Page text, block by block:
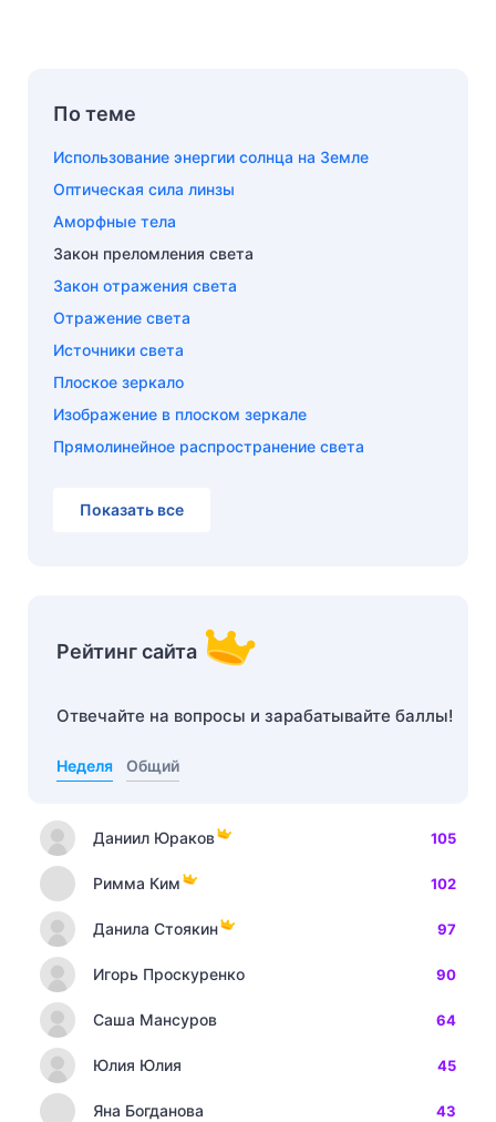
По теме
Использование энергии солнца на Земле
Оптическая сила линзы
Аморфные тела
Закон преломления света
Закон отражения света
Отражение света
Источники света
Плоское зеркало
Изображение в плоском зеркале
Прямолинейное распространение света
Показать все
Рейтинг сайта
Отвечайте на вопросы и зарабатывайте баллы!
Неделя Общий
Даниил Юраков 105
Римма Ким 102
Данила Стоякин 97
Игорь Проскуренко 90
Саша Мансуров 64
Юлия Юлия 45
Яна Богданова 43